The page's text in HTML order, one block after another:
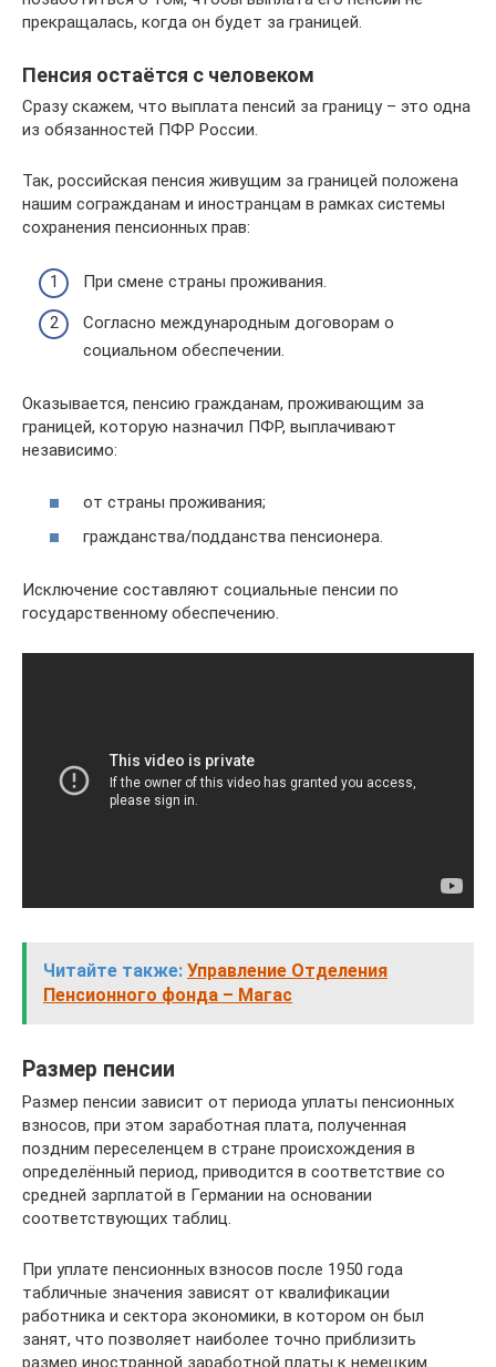
прекращалась, когда он будет за границей.
Пенсия остаётся с человеком
Сразу скажем, что выплата пенсий за границу – это одна
из обязанностей ПФР России.
Так, российская пенсия живущим за границей положена
нашим согражданам и иностранцам в рамках системы
сохранения пенсионных прав:
При смене страны проживания.
Согласно международным договорам о
социальном обеспечении.
Оказывается, пенсию гражданам, проживающим за
границей, которую назначил ПФР, выплачивают
независимо:
от страны проживания;
гражданства/подданства пенсионера.
Исключение составляют социальные пенсии по
государственному обеспечению.
Читайте также: Управление Отделения
Пенсионного фонда – Магас
Размер пенсии
Размер пенсии зависит от периода уплаты пенсионных
взносов, при этом заработная плата, полученная
поздним переселенцем в стране происхождения в
определённый период, приводится в соответствие со
средней зарплатой в Германии на основании
соответствующих таблиц.
При уплате пенсионных взносов после 1950 года
табличные значения зависят от квалификации
работника и сектора экономики, в котором он был
занят, что позволяет наиболее точно приблизить
размер иностранной заработной платы к немецким